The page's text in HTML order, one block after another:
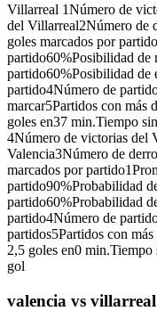
Villarreal 1Número de
del Villarreal2Número de
goles marcados por
partido60%Posibilidad de
partido60%Posibilidad de
partido4Número de
marcar5Partidos con más
goles en37 min.Tiempo
4Número de victorias del
Valencia3Número de
marcados por
partido90%Probabilidad
partido60%Probabilidad
partido4Número de
partidos5Partidos con
2,5 goles en0
gol
valencia vs